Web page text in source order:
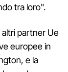
tra loro".
partner Ue
europee in
e la